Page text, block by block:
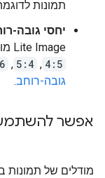
תמונות
יחסי גובה-
Lite Image מוסיף
4:5
,
5:4
,
גובה-רוחב.
אפשר להשתמש בעד 14